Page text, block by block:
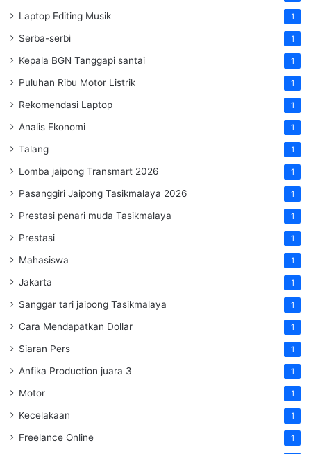
Laptop Editing Musik 1
Serba-serbi 1
Kepala BGN Tanggapi santai 1
Puluhan Ribu Motor Listrik 1
Rekomendasi Laptop 1
Analis Ekonomi 1
Talang 1
Lomba jaipong Transmart 2026 1
Pasanggiri Jaipong Tasikmalaya 2026 1
Prestasi penari muda Tasikmalaya 1
Prestasi 1
Mahasiswa 1
Jakarta 1
Sanggar tari jaipong Tasikmalaya 1
Cara Mendapatkan Dollar 1
Siaran Pers 1
Anfika Production juara 3 1
Motor 1
Kecelakaan 1
Freelance Online 1